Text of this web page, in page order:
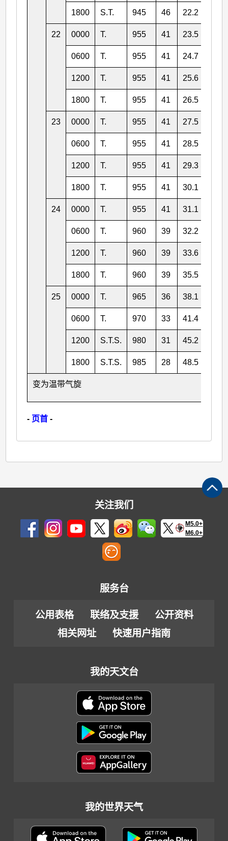
1800 S.T. 945 46 22.2
22 0000 T. 955 41 23.5
0600 T. 955 41 24.7
1200 T. 955 41 25.6
1800 T. 955 41 26.5
23 0000 T. 955 41 27.5
0600 T. 955 41 28.5
1200 T. 955 41 29.3
1800 T. 955 41 30.1
24 0000 T. 955 41 31.1
0600 T. 960 39 32.2
1200 T. 960 39 33.6
1800 T. 960 39 35.5
25 0000 T. 965 36 38.1
0600 T. 970 33 41.4
1200 S.T.S. 980 31 45.2
1800 S.T.S. 985 28 48.5
变为温带气旋
- 页首 -
关注我们
M5.0+
M6.0+
服务台
公用表格 联络及支援
公开资料
相关网址
快速用户指南
我的天文台
我的世界天气